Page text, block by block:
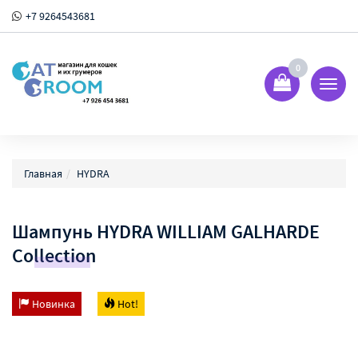
+7 9264543681
0
Главная HYDRA
Шампунь HYDRA WILLIAM GALHARDE
Collection
Новинка Hot!